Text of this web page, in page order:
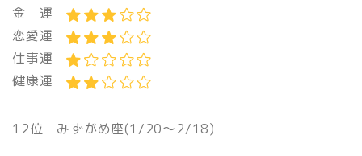
金 運
恋愛運
仕事運
健康運
12位 みずがめ座(1/20〜2/18)